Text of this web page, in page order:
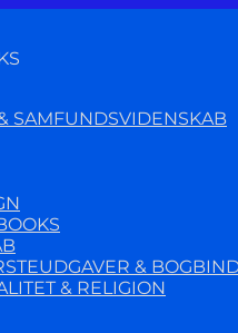
SAMFUNDSVIDENSKAB
&
& RELIGION